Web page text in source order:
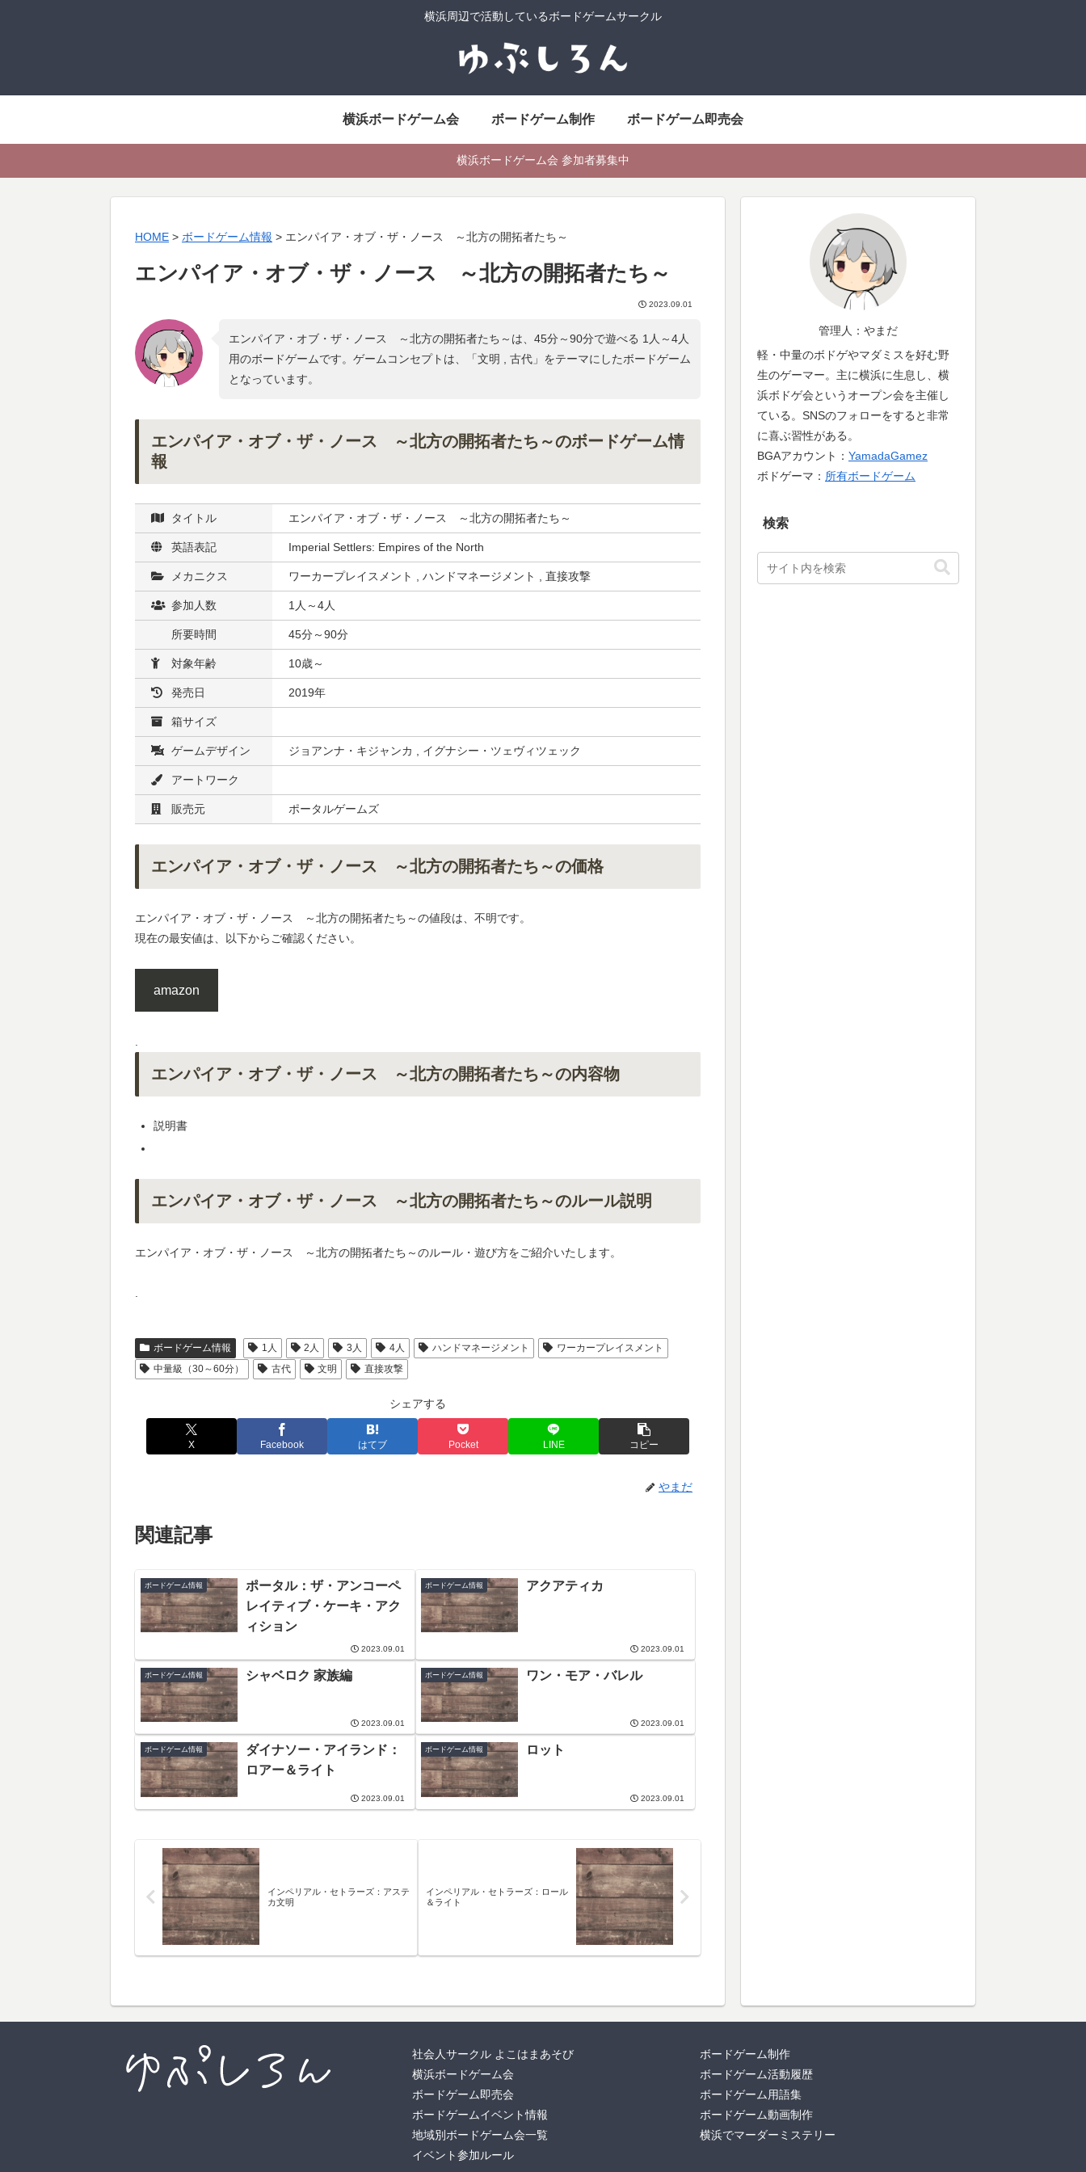
横浜周辺で活動しているボードゲームサークル
横浜ボードゲーム会 ボードゲーム制作 ボードゲーム即売会
横浜ボードゲーム会 参加者募集中
HOME > ボードゲーム情報 > エンパイア・オブ・ザ・ノース ～北方の開拓者たち～
エンパイア・オブ・ザ・ノース ～北方の開拓者たち～
2023.09.01
エンパイア・オブ・ザ・ノース ～北方の開拓者たち～は、45分～90分で遊べる 1人～4人
用のボードゲームです。ゲームコンセプトは、「文明 , 古代 」をテーマにしたボードゲーム
となっています。
エンパイア・オブ・ザ・ノース ～北方の開拓者たち～のボードゲーム情
報
タイトル エンパイア・オブ・ザ・ノース ～北方の開拓者たち～
英語表記 Imperial Settlers: Empires of the North
メカニクス ワーカープレイスメント , ハンドマネージメント , 直接攻撃
参加人数 1人～4人
所要時間 45分～90分
対象年齢 10歳～
発売日 2019年
箱サイズ
ゲームデザイン ジョアンナ・キジャンカ , イグナシー・ツェヴィツェック
アートワーク
販売元 ポータルゲームズ
エンパイア・オブ・ザ・ノース ～北方の開拓者たち～の価格
エンパイア・オブ・ザ・ノース ～北方の開拓者たち～の値段は、不明です。
現在の最安値は、以下からご確認ください。
amazon
.
エンパイア・オブ・ザ・ノース ～北方の開拓者たち～の内容物
説明書
エンパイア・オブ・ザ・ノース ～北方の開拓者たち～のルール説明
エンパイア・オブ・ザ・ノース ～北方の開拓者たち～のルール・遊び方をご紹介いたします。
.
ボードゲーム情報 1人 2人 3人 4人 ハンドマネージメント
ワーカープレイスメント
中量級（30～60分）
古代 文明 直接攻撃
シェアする
X Facebook はてブ Pocket LINE コピー
やまだ
関連記事
ボードゲーム情報
ポータル：ザ・アンコーペ
レイティブ・ケーキ・アク
ィション
2023.09.01
ボードゲーム情報 アクアティカ
2023.09.01
ボードゲーム情報 シャベロク 家族編
2023.09.01
ボードゲーム情報 ワン・モア・バレル
2023.09.01
ボードゲーム情報
ダイナソー・アイランド：
ロアー＆ライト
2023.09.01
ボードゲーム情報 ロット
2023.09.01
インペリアル・セトラーズ：アステ
カ文明
インペリアル・セトラーズ：ロール
＆ライト
管理人：やまだ
軽・中量のボドゲやマダミスを好む野
生のゲーマー。主に横浜に生息し、横
浜ボドゲ会というオープン会を主催し
ている。SNSのフォローをすると非常
に喜ぶ習性がある。
BGAアカウント： YamadaGamez
ボドゲーマ： 所有ボードゲーム
検索
社会人サークル よこはまあそび
横浜ボードゲーム会
ボードゲーム即売会
ボードゲームイベント情報
地域別ボードゲーム会一覧
イベント参加ルール
ボードゲーム制作
ボードゲーム活動履歴
ボードゲーム用語集
ボードゲーム動画制作
横浜でマーダーミステリー